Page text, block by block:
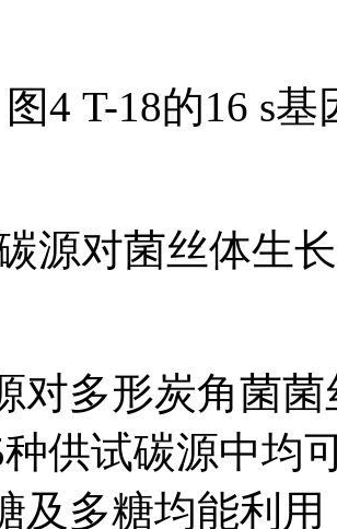
图4 T-18的16 s
源对菌丝体生
对多形炭角菌
供试碳源中均
及多糖均能利